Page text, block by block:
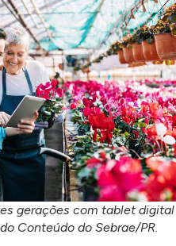
gerações com tablet digital
Conteúdo do Sebrae/PR.